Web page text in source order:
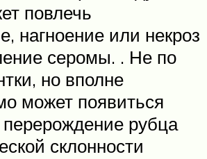
повлечь
нагноение или некроз
серомы. . Не по
но вполне
может появиться
рубца
склонности